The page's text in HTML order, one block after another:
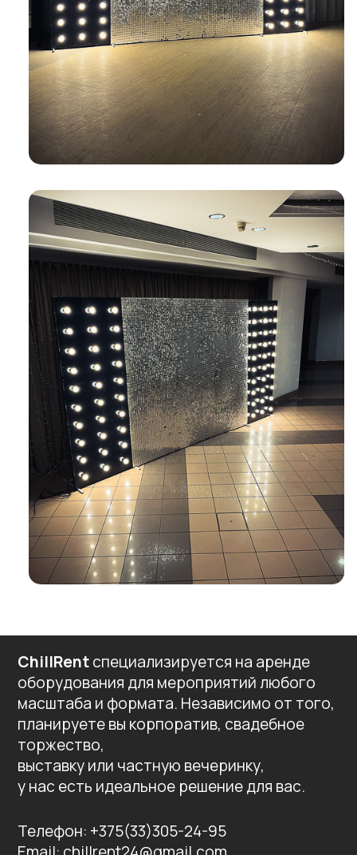
ChillRentспециализируется на аренде
оборудования для мероприятий любого
масштаба и формата. Независимо от того,
планируете вы корпоратив, свадебное
торжество,
выставку или частную вечеринку,
у нас есть идеальное решение для вас.
Телефон: +375(33)305-24-95